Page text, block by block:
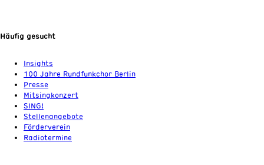
Häufig gesucht
Insights
100 Jahre Rundfunkchor Berlin
Presse
Mitsingkonzert
SING!
Stellenangebote
Förderverein
Radiotermine